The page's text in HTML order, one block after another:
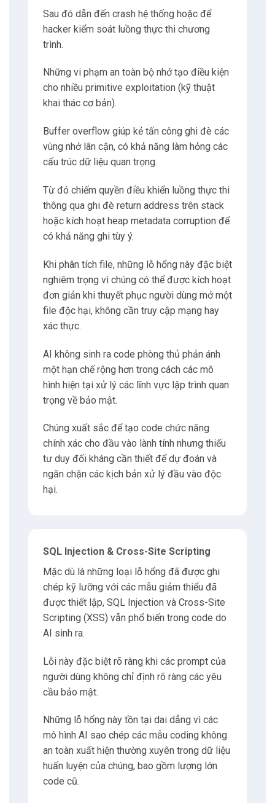
Sau đó dẫn đến crash hệ thống hoặc để
hacker kiểm soát luồng thực thi chương
trình.
Những vi phạm an toàn bộ nhớ tạo điều kiện
cho nhiều primitive exploitation (kỹ thuật
khai thác cơ bản).
Buffer overflow giúp kẻ tấn công ghi đè các
vùng nhớ lân cận, có khả năng làm hỏng các
cấu trúc dữ liệu quan trọng.
Từ đó chiếm quyền điều khiển luồng thực thi
thông qua ghi đè return address trên stack
hoặc kích hoạt heap metadata corruption để
có khả năng ghi tùy ý.
Khi phân tích file, những lỗ hổng này đặc biệt
nghiêm trọng vì chúng có thể được kích hoạt
đơn giản khi thuyết phục người dùng mở một
file độc hại, không cần truy cập mạng hay
xác thực.
AI không sinh ra code phòng thủ phản ánh
một hạn chế rộng hơn trong cách các mô
hình hiện tại xử lý các lĩnh vực lập trình quan
trọng về bảo mật.
Chúng xuất sắc để tạo code chức năng
chính xác cho đầu vào lành tính nhưng thiếu
tư duy đối kháng cần thiết để dự đoán và
ngăn chặn các kịch bản xử lý đầu vào độc
hại.
SQL Injection & Cross-Site Scripting
Mặc dù là những loại lỗ hổng đã được ghi
chép kỹ lưỡng với các mẫu giảm thiểu đã
được thiết lập, SQL Injection và Cross-Site
Scripting (XSS) vẫn phổ biến trong code do
AI sinh ra.
Lỗi này đặc biệt rõ ràng khi các prompt của
người dùng không chỉ định rõ ràng các yêu
cầu bảo mật.
Những lỗ hổng này tồn tại dai dẳng vì các
mô hình AI sao chép các mẫu coding không
an toàn xuất hiện thường xuyên trong dữ liệu
huấn luyện của chúng, bao gồm lượng lớn
code cũ.